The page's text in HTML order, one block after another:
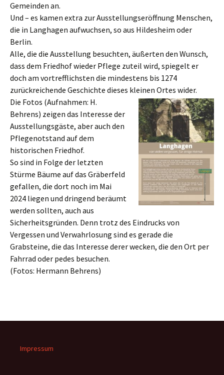
Gemeinden an.
Und – es kamen extra zur Ausstellungseröffnung Menschen,
die in Langhagen aufwuchsen, so aus Hildesheim oder
Berlin.
Alle, die die Ausstellung besuchten, äußerten den Wunsch,
dass dem Friedhof wieder Pflege zuteil wird, spiegelt er
doch am vortrefflichsten die mindestens bis 1274
zurückreichende Geschichte dieses kleinen Ortes wider.
Die Fotos (Aufnahmen: H.
Behrens) zeigen das Interesse der
Ausstellungsgäste, aber auch den
Pflegenotstand auf dem
historischen Friedhof.
So sind in Folge der letzten
Stürme Bäume auf das Gräberfeld
gefallen, die dort noch im Mai
2024 liegen und dringend beräumt
werden sollten, auch aus
Sicherheitsgründen. Denn trotz des Eindrucks von
Vergessen und Verwahrlosung sind es gerade die
Grabsteine, die das Interesse derer wecken, die den Ort per
Fahrrad oder pedes besuchen.
(Fotos: Hermann Behrens)
Impressum